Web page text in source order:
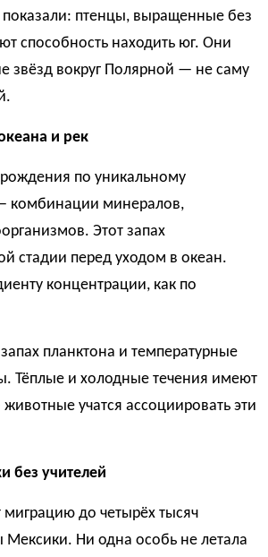
птенцы, выращенные без
способность находить юг. Они
звёзд вокруг Полярной — не саму
и рек
по уникальному
комбинации минералов,
Этот запах
стадии перед уходом в океан.
концентрации, как по
планктона и температурные
Тёплые и холодные течения имеют
учатся ассоциировать эти
без учителей
до четырёх тысяч
Ни одна особь не летала